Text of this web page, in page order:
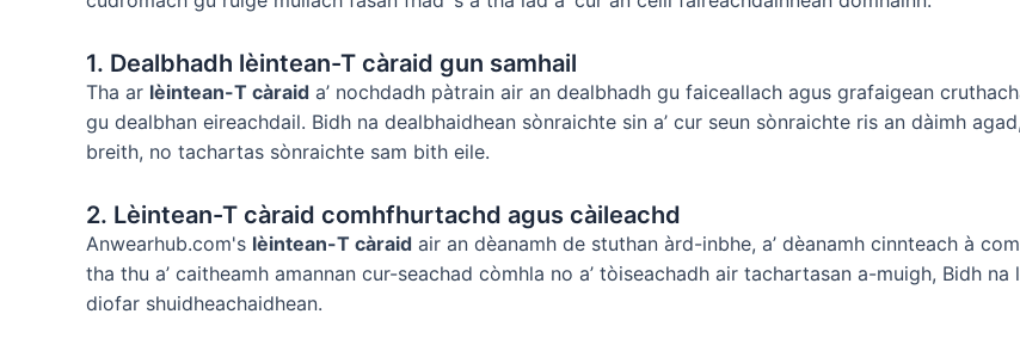
1. Dealbhadh lèintean-T càraid gun samhail
Tha ar lèintean-T càraid a’ nochdadh pàtrain air an dealbhadh gu faiceallach agus grafaigean
gu dealbhan eireachdail. Bidh na dealbhaidhean sònraichte sin a’ cur seun sònraichte ris an dàimh
breith, no tachartas sònraichte sam bith eile.
2. Lèintean-T càraid comhfhurtachd agus càileachd
Anwearhub.com's lèintean-T càraid air an dèanamh de stuthan àrd-inbhe, a’ dèanamh cinnteach à
tha thu a’ caitheamh amannan cur-seachad còmhla no a’ tòiseachadh air tachartasan a-muigh, Bidh
diofar shuidheachaidhean.